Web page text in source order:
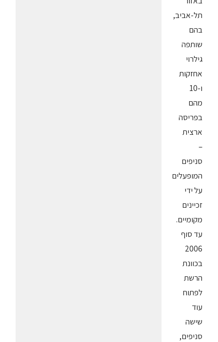
תל-אביב,
בהם
שותפה
גילרוי
אחזקות
ו-10
מהם
בפריסה
ארצית
–
סניפים
המופעלים
על ידי
זכיינים
מקומיים.
עד סוף
2006
בכוונת
הרשת
לפתוח
עוד
שישה
סניפים,